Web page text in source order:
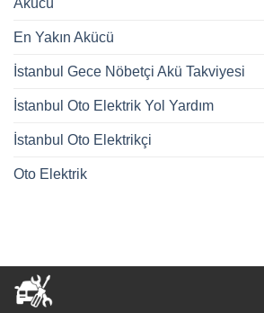
En Yakın Akücü
İstanbul Gece Nöbetçi Akü Takviyesi
İstanbul Oto Elektrik Yol Yardım
İstanbul Oto Elektrikçi
Oto Elektrik